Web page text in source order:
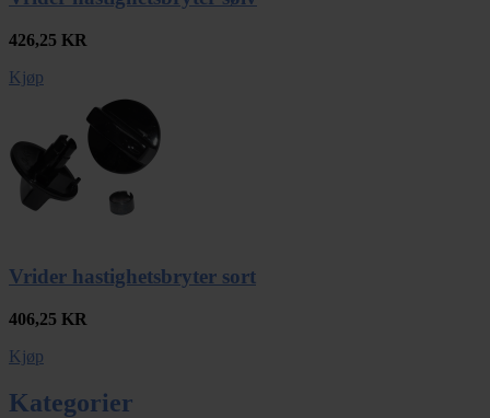
426,25 KR
Kjøp
Vrider hastighetsbryter sort
406,25 KR
Kjøp
Kategorier